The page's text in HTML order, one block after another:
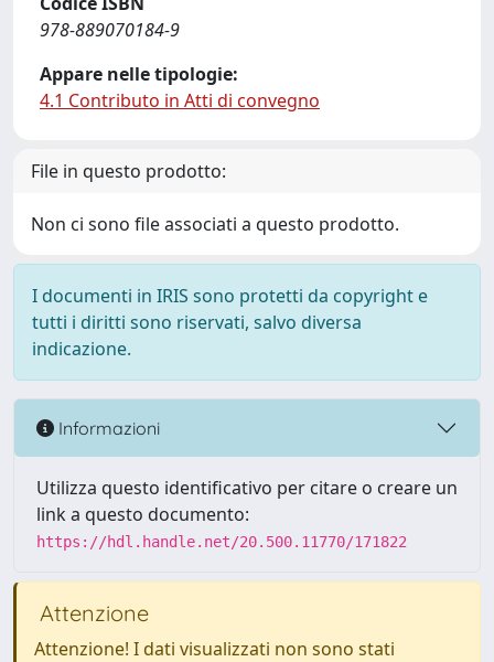
978-889070184-9
Appare nelle tipologie:
4.1 Contributo in Atti di convegno
File in questo prodotto:
Non ci sono file associati a questo prodotto.
I documenti in IRIS sono protetti da copyright e
tutti i diritti sono riservati, salvo diversa
indicazione.
Informazioni
Utilizza questo identificativo per citare o creare un
link a questo documento:
https://hdl.handle.net/20.500.11770/171822
Attenzione
Attenzione! I dati visualizzati non sono stati